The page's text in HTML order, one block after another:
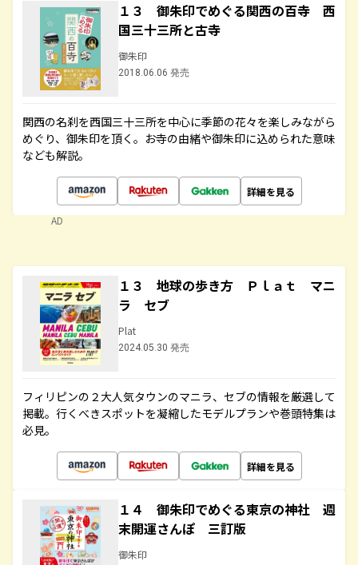
１３ 御朱印でめぐる関西の百寺 西
国三十三所と古寺
御朱印
2018.06.06 発売
関西の名刹を西国三十三所を中心に季節の花々を楽しみながら
めぐり、御朱印を頂く。お寺の由緒や御朱印に込められた意味
なども解説。
詳細を見る
AD
１３ 地球の歩き方 Ｐｌａｔ マニ
ラ セブ
Plat
2024.05.30 発売
フィリピンの２大人気タウンのマニラ、セブの情報を厳選して
掲載。行くべきスポットを凝縮したモデルプランや巻頭特集は
必見。
詳細を見る
１４ 御朱印でめぐる東京の神社 週
末開運さんぽ 三訂版
御朱印